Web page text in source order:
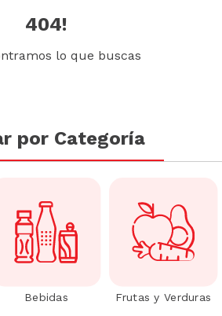
404!
lo que buscas
por Categoría
Bebidas Frutas y Verduras